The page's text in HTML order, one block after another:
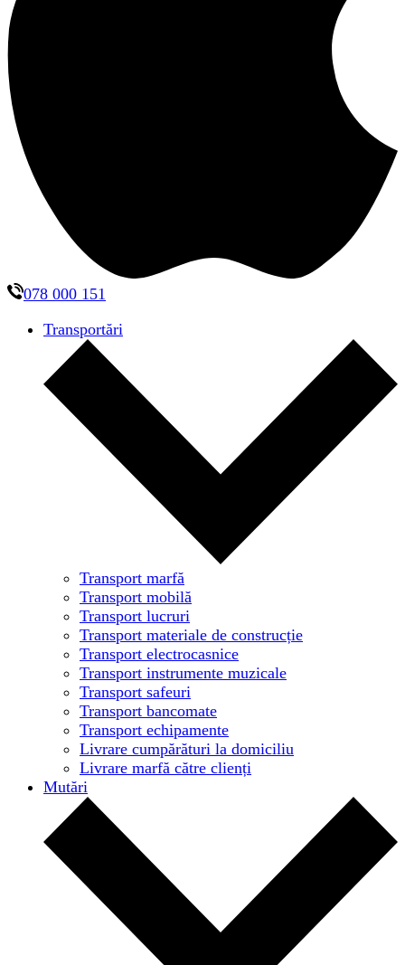
078 000 151
Transportări
Transport marfă
Transport mobilă
Transport lucruri
Transport materiale de construcție
Transport electrocasnice
Transport instrumente muzicale
Transport safeuri
Transport bancomate
Transport echipamente
Livrare cumpărături la domiciliu
Livrare marfă către clienți
Mutări